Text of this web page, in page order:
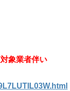
象業者伴い